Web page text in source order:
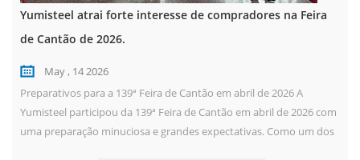
Yumisteel atrai forte interesse de compradores na Feira
de Cantão de 2026.
May , 14 2026
Preparativos para a 139ª Feira de Cantão em abril de 2026 A
Yumisteel participou da 139ª Feira de Cantão em abril de 2026 com
uma preparação minuciosa e grandes expectativas. Como um dos